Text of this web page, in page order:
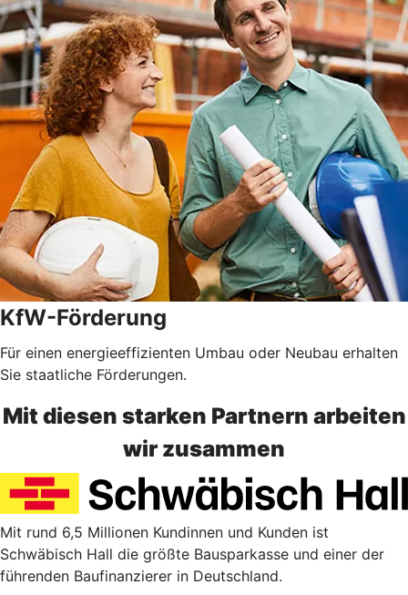
KfW-Förderung
Für einen energieeffizienten Umbau oder Neubau erhalten
Sie staatliche Förderungen.
Mit diesen starken Partnern arbeiten
wir zusammen
Mit rund 6,5 Millionen Kundinnen und Kunden ist
Schwäbisch Hall die größte Bausparkasse und einer der
führenden Baufinanzierer in Deutschland.